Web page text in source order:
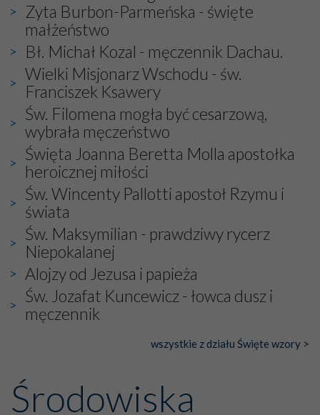
Nasza pielgrzymka nie byłaby tak bogata w duchową treść
bez obecności duszpasterza – księdza Krzysztofa.
Oprócz zapewnienia nam możliwości codziennego
wysłuchania Mszy Świętej, dawał on wyrazy swej
niezwykłej czci dla Matki Bożej śpiewem
pięknych pieśni.
Każdy z nas przywiózł Matce Bożej bagaż własnych
intencji, od tych najbardziej osobistych po zbiorowe –
dotyczące Kościoła i Ojczyzny. Każdy też otrzymał w
duchowym wymiarze to, czego najbardziej potrzebował.
To doświadczenie znają wszyscy pielgrzymujący ze
szczerą intencją w miejsca szczególnie wybrane przez
Pana Boga i przez Maryję.
Wśród tych niezwykłych miejsc jest też Fatima, niosąca
do Nieba już od ponad wieku nieprzerwany strumień
ludzkiej modlitwy.
Zyta Burbon-Parmeńska - święte
małżeństwo
Bł. Michał Kozal - męczennik Dachau.
Wielki Misjonarz Wschodu - św.
Franciszek Ksawery
Św. Filomena mogła być cesarzową,
wybrała męczeństwo
Święta Joanna Beretta Molla apostołka
heroicznej miłości
Św. Wincenty Pallotti apostoł Rzymu i
świata
Św. Maksymilian - prawdziwy rycerz
Niepokalanej
Alojzy od Jezusa i papieża
Św. Jozafat Kuncewicz - łowca dusz i
męczennik
wszystkie z działu Święte wzory >
Środowiska